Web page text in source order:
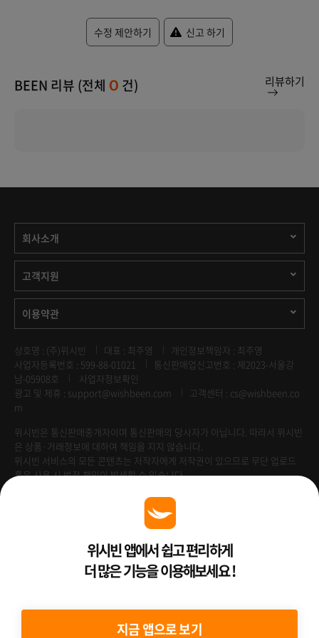
수정 제안하기 신고 하기
BEEN 리뷰 (전체 0 건) 리뷰하기
회사소개
고객지원
이용약관
상호명 : (주)위시빈 대표 : 최주영
개인정보책임자 : 최주영
사업자등록번호 : 599-88-01021
통신판매업신고번호 : 제2023-서울강
남-05908호
사업자정보확인
광고 및 제휴 : support@wishbeen.com
고객센터 : cs@wishbeen.co
m
위시빈은 통신판매중개자이며 통신판매의 당사자가 아닙니다. 따라서 위시빈
은 상품·거래정보에 대하여 책임을 지지 않습니다.
위시빈 서비스의 모든 콘텐츠는 저작자에게 저작권이 있으므로 무단 업로드
혹은 사용 시 법적 책임이 발생할 수 있습니다.
Venture Enterprise위시빈 앱에서 쉽고 편리하게
더 많은 기능을 이용해보세요 !
지금 앱으로 보기